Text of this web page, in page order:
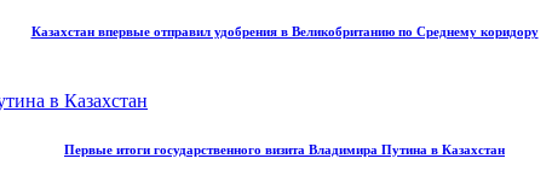
Казахстан впервые отправил удобрения в Великобританию по Среднему коридору
Первые итоги государственного визита Владимира Путина в Казахстан